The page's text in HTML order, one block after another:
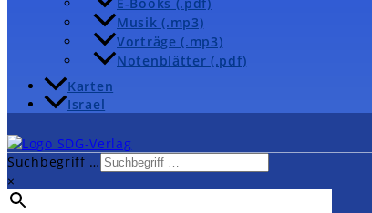
E-Books (.pdf)
Musik (.mp3)
Vorträge (.mp3)
Notenblätter (.pdf)
Karten
Israel
Suchbegriff …
×